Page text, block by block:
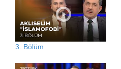
3. Bölüm